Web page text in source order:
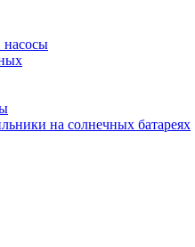
насосы
на солнечных батареях